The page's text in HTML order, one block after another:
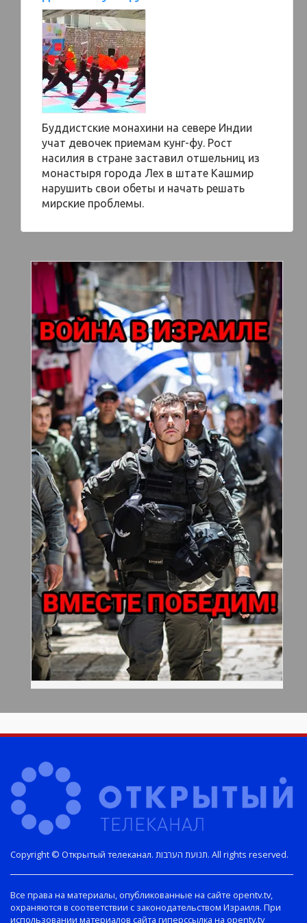
Буддистские монахини на севере Индии
учат девочек приемам кунг-фу. Рост
насилия в стране заставил отшельниц из
монастыря города Лех в штате Кашмир
нарушить свои обеты и начать решать
мирские проблемы.
Copyright © Открытый телеканал. תנועת הערבות. All rights reserved.
Все права на материалы, опубликованные на сайте opentv.tv,
охраняются в соответствии с законодательством Израиля. При
использовании материалов сайта гиперссылка на opentv.tv